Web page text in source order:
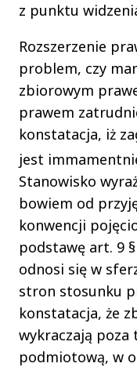
z punktu
Rozszerzenie
problem, czy
zbiorowym
prawem
konstatacja, iż
jest
Stanowisko
bowiem od
konwencji
podstawę art. 9
odnosi się w
stron stosunku
konstatacja, że
wykraczają poza
podmiotową, w